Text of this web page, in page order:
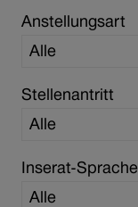
Anstellungsart
Stellenantritt
Inserat-Sprache